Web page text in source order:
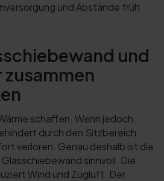
und Abstände früh
und
schaffen. Wenn jedoch
durch den Sitzbereich
verloren. Genau deshalb ist die
sinnvoll. Die
Wind und Zugluft. Der